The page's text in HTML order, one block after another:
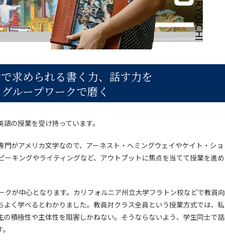
求められる書く力、話す力を
グループワークで磨く
の授業を受け持っています。
がアメリカ文学なので、アーネスト・ヘミングウェイやケイト・ショ
キングやライティングなど、アウトプットに焦点を当てて授業を進め
クが中心となります。カリフォルニア州立大学フラトン校などで教員向
よく学べるとわかりました。教員対クラス全員という授業方式では、私
積極性や主体性を阻害しかねない。そうならないよう、学生同士で話